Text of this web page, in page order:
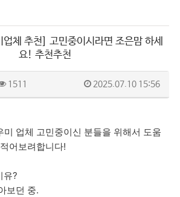
업체 추천] 고민중이시라면 조은맘 하세
요! 추천추천
1511 2025.07.10 15:56
미 업체 고민중이신 분들을 위해서 도움
어보려합니다!
유?
보던 중.